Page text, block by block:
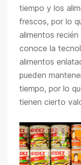
tiempo y los
frescos, por lo
alimentos
conoce la
alimentos
pueden
tiempo, por lo
tienen cierto